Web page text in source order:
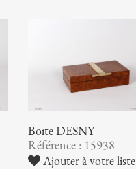
Boîte DESNY
Référence : 15938
Ajouter à votre liste